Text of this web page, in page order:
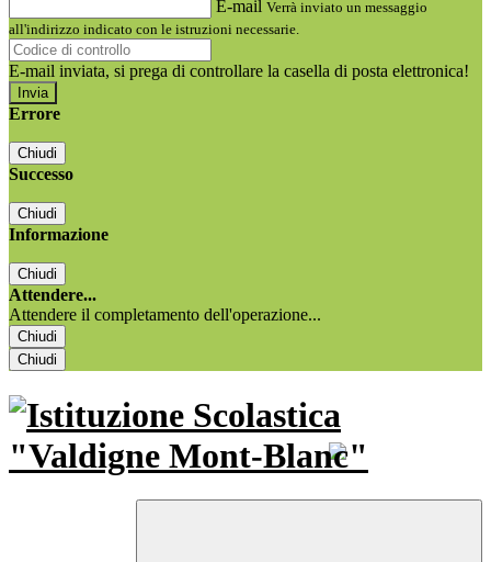
E-mail Verrà inviato un messaggio
all'indirizzo indicato con le istruzioni necessarie.
E-mail inviata, si prega di controllare la casella di posta elettronica!
Errore
Chiudi
Successo
Chiudi
Informazione
Chiudi
Attendere...
Attendere il completamento dell'operazione...
Chiudi
Chiudi